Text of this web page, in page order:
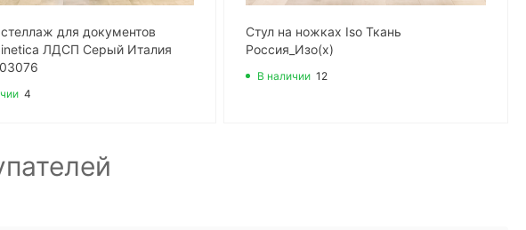
для документов
ЛДСП Серый Италия
4
Стул на ножках Iso Ткань
Россия_Изо(х)
В наличии 12